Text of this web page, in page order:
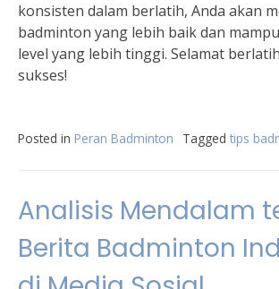
konsisten dalam berlatih, Anda akan
badminton yang lebih baik dan
level yang lebih tinggi. Selamat
sukses!
Posted in Peran Badminton Tagged tips
Analisis Mendalam
Berita Badminton